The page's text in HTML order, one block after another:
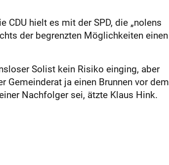
hielt es mit der SPD, die „nolens
der begrenzten Möglichkeiten einen
Solist kein Risiko einging, aber
Gemeinderat ja einen Brunnen vor dem
Nachfolger sei, ätzte Klaus Hink.